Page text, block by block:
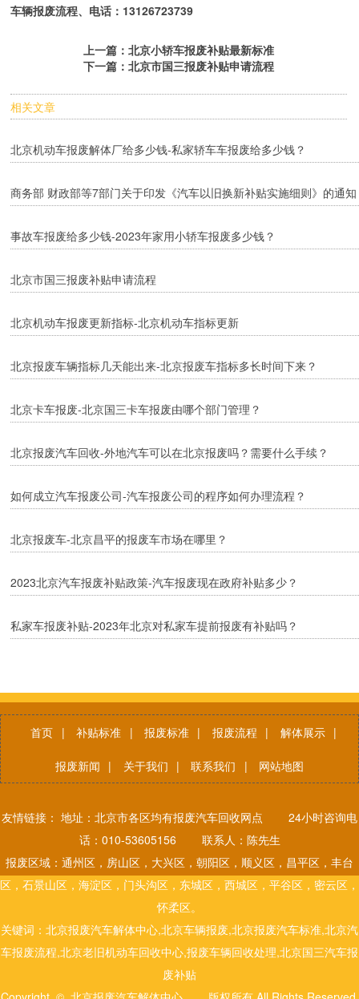
车辆报废流程、电话：13126723739
上一篇：北京小轿车报废补贴最新标准
下一篇：北京市国三报废补贴申请流程
相关文章
北京机动车报废解体厂给多少钱-私家轿车车报废给多少钱？
商务部 财政部等7部门关于印发《汽车以旧换新补贴实施细则》的通知
事故车报废给多少钱-2023年家用小轿车报废多少钱？
北京市国三报废补贴申请流程
北京机动车报废更新指标-北京机动车指标更新
北京报废车辆指标几天能出来-北京报废车指标多长时间下来？
北京卡车报废-北京国三卡车报废由哪个部门管理？
北京报废汽车回收-外地汽车可以在北京报废吗？需要什么手续？
如何成立汽车报废公司-汽车报废公司的程序如何办理流程？
北京报废车-北京昌平的报废车市场在哪里？
2023北京汽车报废补贴政策-汽车报废现在政府补贴多少？
私家车报废补贴-2023年北京对私家车提前报废有补贴吗？
首页 | 补贴标准 | 报废标准 | 报废流程 | 解体展示 |
报废新闻 | 关于我们 | 联系我们 | 网站地图
友情链接： 地址：北京市各区均有报废汽车回收网点 24小时咨询电
话：010-53605156 联系人：陈先生
报废区域：通州区，房山区，大兴区，朝阳区，顺义区，昌平区，丰台
区，石景山区，海淀区，门头沟区，东城区，西城区，平谷区，密云区，
怀柔区。
关键词：北京报废汽车解体中心,北京车辆报废,北京报废汽车标准,北京汽
车报废流程,北京老旧机动车回收中心,报废车辆回收处理,北京国三汽车报
废补贴